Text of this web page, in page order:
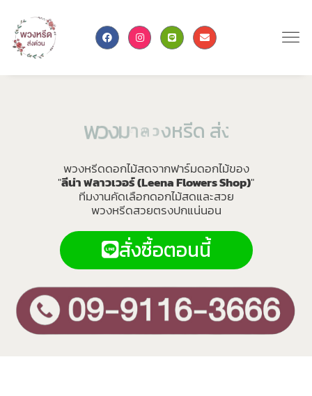
ร ด สง
พวงมาลาราคา ถ ก
พวงหรีดดอกไม้สดจากฟาร์มดอกไม้ของ
"ลีน่า ฟลาวเวอร์ (Leena Flowers Shop)"
ทีมงานคัดเลือกดอกไม้สดและสวย
พวงหรีดสวยตรงปกแน่นอน
สั่งซื้อตอนนี้